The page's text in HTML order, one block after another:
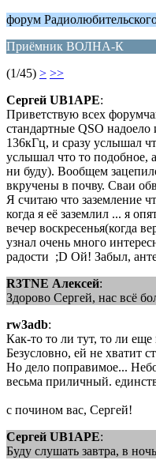
форум
Приёмник ВОЛНА-К
(1/45) > >>
Сергей UB1APE:
Приветствую всех
стандартные QSO
136кГц, и сразу услышал
услышал что то подобное,
ни буду). Вообщем
вкручены в почву. Сваи
Я считаю что заземление
когда я её заземлил ... я
вечер воскресенья(когда
узнал очень много
радости ;D Ой! Забыл,
R3TNE Алексей:
Здорово Сергей, нас всё
rw3adb:
Как-то то ли тут, то ли
Безусловно, ей не хватит
Но дело поправимое...
весьма приличный.
с почином вас, Сергей!
Сергей UB1APE:
Буду слушать завтра, в